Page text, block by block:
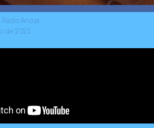
Radio Ancoa
de 2025